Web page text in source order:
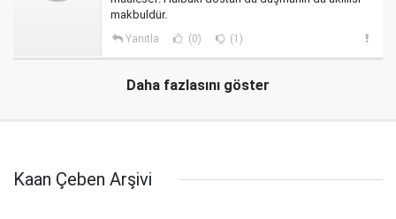
makbuldür.
Yanıtla (0) (1)
Daha fazlasını göster
Kaan Çeben Arşivi